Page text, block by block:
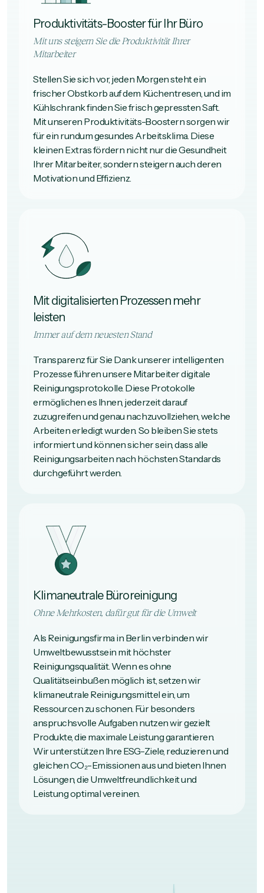
Produktivitäts-Booster für Ihr Büro
Mit uns steigern Sie die Produktivität Ihrer
Mitarbeiter
Stellen Sie sich vor, jeden Morgen steht ein
frischer Obstkorb auf dem Küchentresen, und im
Kühlschrank finden Sie frisch gepressten Saft.
Mit unseren Produktivitäts-Boostern sorgen wir
für ein rundum gesundes Arbeitsklima. Diese
kleinen Extras fördern nicht nur die Gesundheit
Ihrer Mitarbeiter, sondern steigern auch deren
Motivation und Effizienz.
Mit digitalisierten Prozessen mehr
leisten
Immer auf dem neuesten Stand
Transparenz für Sie Dank unserer intelligenten
Prozesse führen unsere Mitarbeiter digitale
Reinigungsprotokolle. Diese Protokolle
ermöglichen es Ihnen, jederzeit darauf
zuzugreifen und genau nachzuvollziehen, welche
Arbeiten erledigt wurden. So bleiben Sie stets
informiert und können sicher sein, dass alle
Reinigungsarbeiten nach höchsten Standards
durchgeführt werden.
Klimaneutrale Büroreinigung
Ohne Mehrkosten, dafür gut für die Umwelt
Als Reinigungsfirma in Berlin verbinden wir
Umweltbewusstsein mit höchster
Reinigungsqualität. Wenn es ohne
Qualitätseinbußen möglich ist, setzen wir
klimaneutrale Reinigungsmittel ein, um
Ressourcen zu schonen. Für besonders
anspruchsvolle Aufgaben nutzen wir gezielt
Produkte, die maximale Leistung garantieren.
Wir unterstützen Ihre ESG-Ziele, reduzieren und
gleichen CO₂-Emissionen aus und bieten Ihnen
Lösungen, die Umweltfreundlichkeit und
Leistung optimal vereinen.